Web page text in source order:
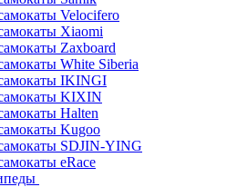
Velocifero
Xiaomi
Zaxboard
White Siberia
IKINGI
KIXIN
Halten
Kugoo
SDJIN-YING
eRace